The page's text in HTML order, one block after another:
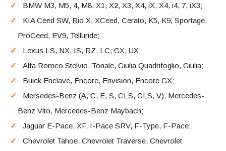
BMW M3, M5, 4, M8, X1, X2, X3, X4, iX, X4, i4, 7, iX3;
KIA Ceed SW, Rio X, XCeed, Cerato, K5, K9, Sportage,
ProCeed, EV9, Telluride;
Lexus LS, NX, IS, RZ, LC, GX, UX;
Alfa Romeo Stelvio, Tonale, Giulia Quadrifoglio, Giulia;
Buick Enclave, Encore, Envision, Encore GX;
Mersedes-Benz (A, C, E, S, CLS, GLS, V), Mercedes-
Benz Vito, Mercedes-Benz Maybach;
Jaguar E-Pace, XF, I-Pace SRV, F-Type, F-Pace;
Chevrolet Tahoe, Chevrolet Traverse, Chevrolet